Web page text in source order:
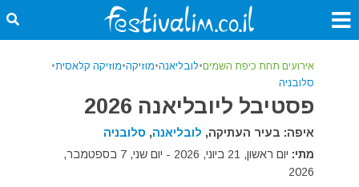
אירועים תחת כיפת השמים•לובליאנה•מוזיקה•מוזיקה קלאסית•
סלובניה
פסטיבל ליובליאנה 2026
איפה: בעיר העתיקה, לובליאנה, סלובניה
מתי:
יום ראשון, 21 ביוני, 2026 - יום שני, 7 בספטמבר,
2026